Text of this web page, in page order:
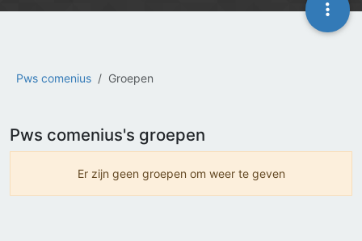
Pws comenius Groepen
Pws comenius's groepen
Er zijn geen groepen om weer te geven